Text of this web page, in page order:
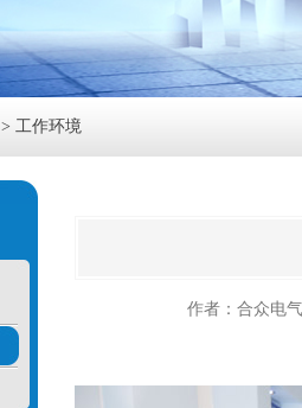
> 工作环境
作者：合众电